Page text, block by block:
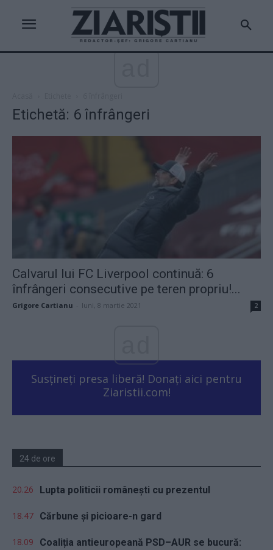
Etichetă: 6 înfrângeri
Calvarul lui FC Liverpool continuă: 6
înfrângeri consecutive pe teren propriu!...
Grigore Cartianu luni, 8 martie 2021 2
Susțineți presa liberă! Donați aici pentru
Ziaristii.com!
24 de ore
20.26 Lupta politicii românești cu prezentul
18.47 Cărbune și picioare-n gard
18.09
Coaliția antieuropeană PSD–AUR se bucură: